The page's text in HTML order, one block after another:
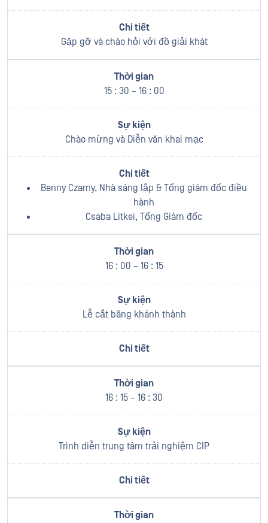
Gặp gỡ và chào hỏi với đồ giải khát
15 : 30 – 16 : 00
Chào mừng và Diễn văn khai mạc
Benny Czarny, Nhà sáng lập & Tổng giám đốc điều
hành
Csaba Litkei, Tổng Giám đốc
16 : 00 – 16 : 15
Lễ cắt băng khánh thành
16 : 15 – 16 : 30
Trình diễn trung tâm trải nghiệm CIP